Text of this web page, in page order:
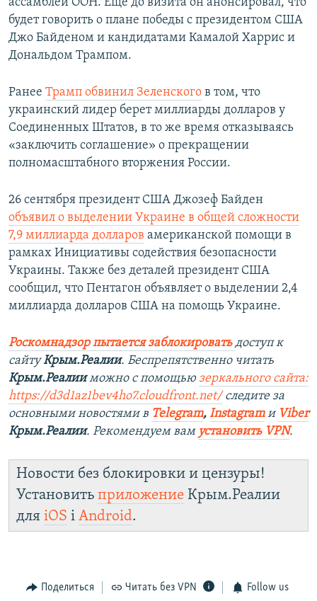
будет говорить о плане победы с президентом США
Джо Байденом и кандидатами Камалой Харрис и
Дональдом Трампом.
Ранее Трамп обвинил Зеленского в том, что
украинский лидер берет миллиарды долларов у
Соединенных Штатов, в то же время отказываясь
«заключить соглашение» о прекращении
полномасштабного вторжения России.
26 сентября президент США Джозеф Байден
объявил о выделении Украине в общей сложности
7,9 миллиарда долларов американской помощи в
рамках Инициативы содействия безопасности
Украины. Также без деталей президент США
сообщил, что Пентагон объявляет о выделении 2,4
миллиарда долларов США на помощь Украине.
Роскомнадзор пытается заблокировать доступ к
сайтуКрым.Реалии. Беспрепятственно читать
Крым.Реалииможно с помощью зеркального сайта:
https://d3d1az1bev4ho7.cloudfront.net/ следите за
основными новостями в Telegram, Instagramи Viber
Крым.Реалии. Рекомендуем вам установить VPN.
Новости без блокировки и цензуры!
Установить приложение Крым.Реалии
для iOS і Android.
Поделиться Читать без VPN Follow us